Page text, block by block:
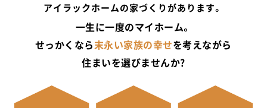
アイラックホームの家づくりがあります。
一生に一度のマイホーム。
せっかくなら末永い家族の幸せを考えながら
住まいを選びませんか?